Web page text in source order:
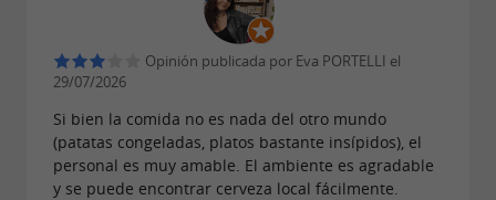
Opinión publicada por Eva PORTELLI el
29/07/2026
Si bien la comida no es nada del otro mundo
(patatas congeladas, platos bastante insípidos), el
personal es muy amable. El ambiente es agradable
y se puede encontrar cerveza local fácilmente.